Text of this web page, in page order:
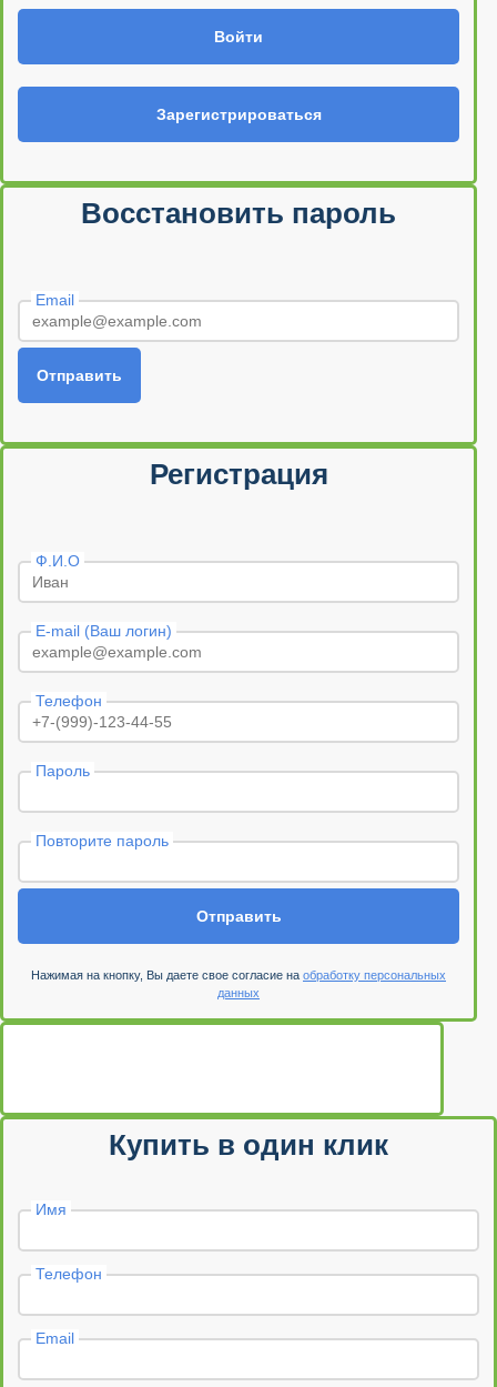
Войти
Зарегистрироваться
Восстановить пароль
Email
Отправить
Регистрация
Ф.И.О
E-mail (Ваш логин)
Телефон
Пароль
Повторите пароль
Отправить
Нажимая на кнопку, Вы даете свое согласие на обработку персональных
данных
Купить в один клик
Имя
Телефон
Email